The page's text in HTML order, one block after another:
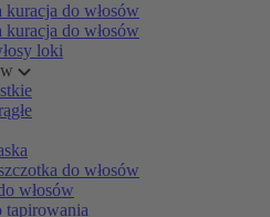
kuracja do włosów
do włosów
loki
do włosów
włosów
tapirowania